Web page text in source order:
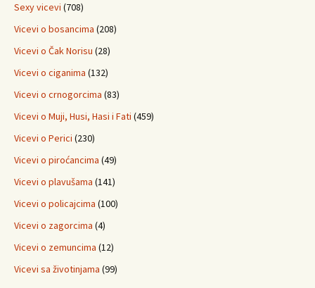
Sexy vicevi (708)
Vicevi o bosancima (208)
Vicevi o Čak Norisu (28)
Vicevi o ciganima (132)
Vicevi o crnogorcima (83)
Vicevi o Muji, Husi, Hasi i Fati (459)
Vicevi o Perici (230)
Vicevi o piroćancima (49)
Vicevi o plavušama (141)
Vicevi o policajcima (100)
Vicevi o zagorcima (4)
Vicevi o zemuncima (12)
Vicevi sa životinjama (99)